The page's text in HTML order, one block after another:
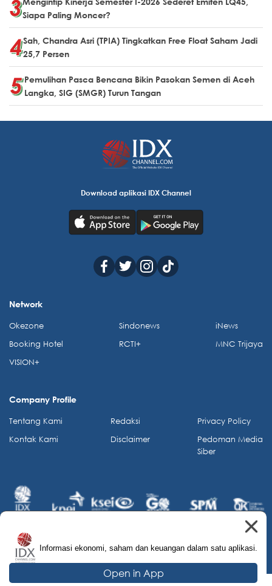
Siapa Paling Moncer?
Sah, Chandra Asri (TPIA) Tingkatkan Free Float Saham Jadi
25,7 Persen
Pemulihan Pasca Bencana Bikin Pasokan Semen di Aceh
Langka, SIG (SMGR) Turun Tangan
Informasi ekonomi, saham dan keuangan dalam satu aplikasi.
Open in App
Download aplikasi IDX Channel
Network
Okezone
Booking Hotel
VISION+
Sindonews
RCTI+
iNews
MNC Trijaya
Company Profile
Tentang Kami
Kontak Kami
Redaksi
Disclaimer
Privacy Policy
Pedoman Media
Siber
© 2026 IDX Channel. All Rights Reserved.